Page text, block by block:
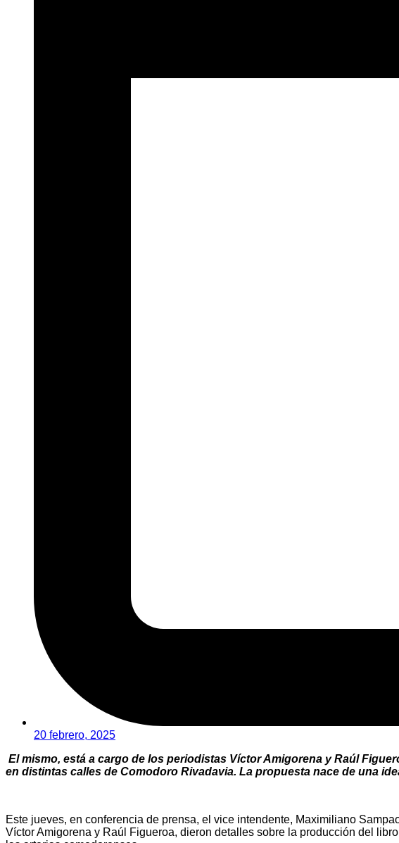
20 febrero, 2025
El mismo, está a cargo de los periodistas Víctor Amigorena y Raúl
en distintas calles de Comodoro Rivadavia. La propuesta nace de una
Este jueves, en conferencia de prensa, el vice intendente, Maximiliano
Víctor Amigorena y Raúl Figueroa, dieron detalles sobre la producción del